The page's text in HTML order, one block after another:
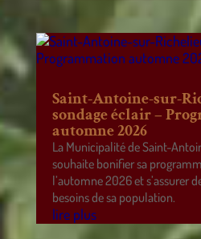
Saint-Antoine-sur-
sondage éclair –
automne 2026
La Municipalité de Saint-
souhaite bonifier sa
l’automne 2026 et s’assurer
besoins de sa population.
lire plus